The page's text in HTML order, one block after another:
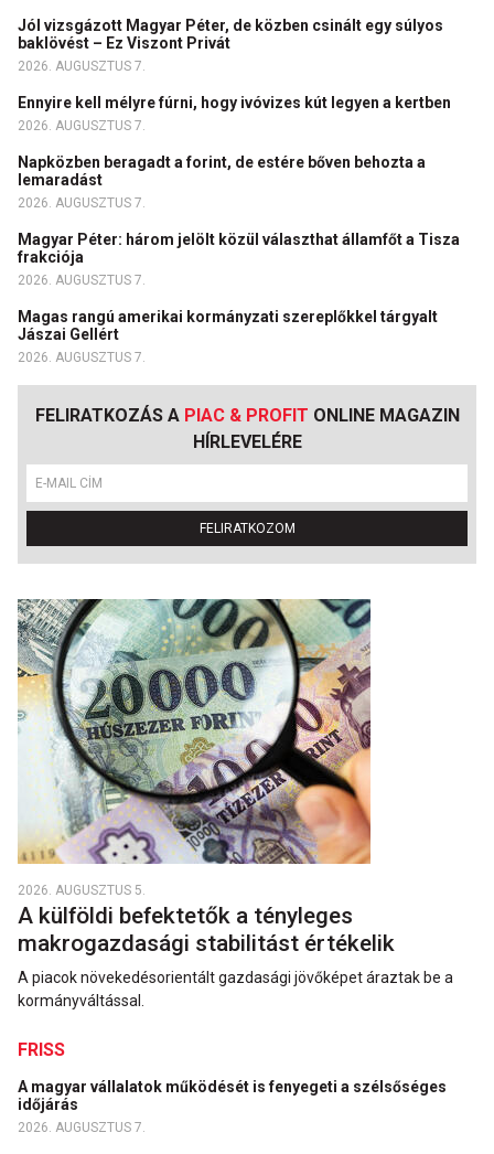
Jól vizsgázott Magyar Péter, de közben csinált egy súlyos
baklövést – Ez Viszont Privát
2026. AUGUSZTUS 7.
Ennyire kell mélyre fúrni, hogy ivóvizes kút legyen a kertben
2026. AUGUSZTUS 7.
Napközben beragadt a forint, de estére bőven behozta a
lemaradást
2026. AUGUSZTUS 7.
Magyar Péter: három jelölt közül választhat államfőt a Tisza
frakciója
2026. AUGUSZTUS 7.
Magas rangú amerikai kormányzati szereplőkkel tárgyalt
Jászai Gellért
2026. AUGUSZTUS 7.
FELIRATKOZÁS A PIAC & PROFIT ONLINE MAGAZIN
HÍRLEVELÉRE
FELIRATKOZOM
2026. AUGUSZTUS 5.
A külföldi befektetők a tényleges
makrogazdasági stabilitást értékelik
A piacok növekedésorientált gazdasági jövőképet áraztak be a
kormányváltással.
FRISS
A magyar vállalatok működését is fenyegeti a szélsőséges
időjárás
2026. AUGUSZTUS 7.